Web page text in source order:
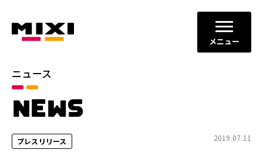
メニュー
ニュース
NEWS
プレスリリース 2019.07.11
カテゴリ
お知らせ